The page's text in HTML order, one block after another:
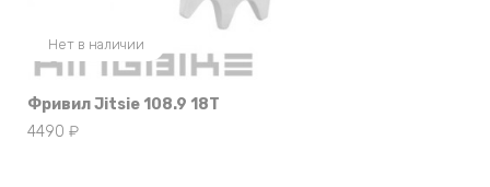
Нет в наличии
Фривил Jitsie 108.9 18T
4490 ₽